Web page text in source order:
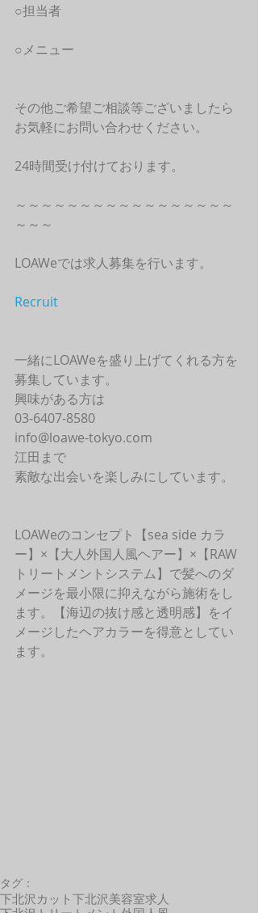
○担当者
○メニュー
その他ご希望ご相談等ございましたら
お気軽にお問い合わせください。
24時間受け付けております。
～～～～～～～～～～～～～～～～～
～～～
LOAWeでは求人募集を行います。
Recruit
一緒にLOAWeを盛り上げてくれる方を
募集しています。
興味がある方は
03-6407-8580
info@loawe-tokyo.com
江田まで
素敵な出会いを楽しみにしています。
LOAWeのコンセプト【sea side カラ
ー】×【大人外国人風ヘアー】×【RAW
トリートメントシステム】で髪へのダ
メージを最小限に抑えながら施術をし
ます。【海辺の抜け感と透明感】をイ
メージしたヘアカラーを得意としてい
ます。
タグ：
下北沢カット 下北沢美容室求人